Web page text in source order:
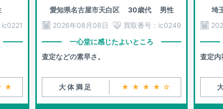
ic0221
愛知県名古屋市天白区30歳代 男性
2026年08月08日
買取番号： ic0249
一心堂に感じたよいところ
査定などの素早さ。
大体満足 ★★★★☆
埼
査定内